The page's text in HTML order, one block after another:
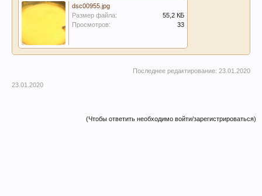
dsc00955.jpg
Размер файла:
55,2 КБ
Просмотров:
33
Последнее редактирование: 23.01.2020
23.01.2020
(Чтобы ответить необходимо войти/зарегистрироваться)